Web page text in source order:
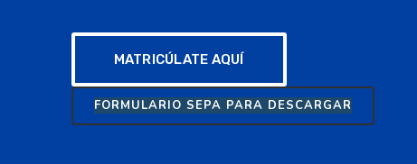
MATRICÚLATE AQUÍ
FORMULARIO SEPA PARA DESCARGAR